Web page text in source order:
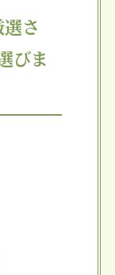
さ
びま